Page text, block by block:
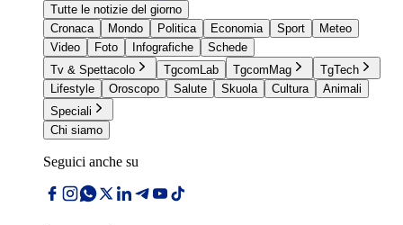
Tutte le notizie del giorno
Cronaca
Mondo Politica Economia Sport
Meteo
Video
Foto Infografiche
Schede
Tv & Spettacolo
TgcomLab TgcomMag
TgTech
Lifestyle
Oroscopo Salute Skuola Cultura
Animali
Speciali
Chi siamo
Seguici anche su